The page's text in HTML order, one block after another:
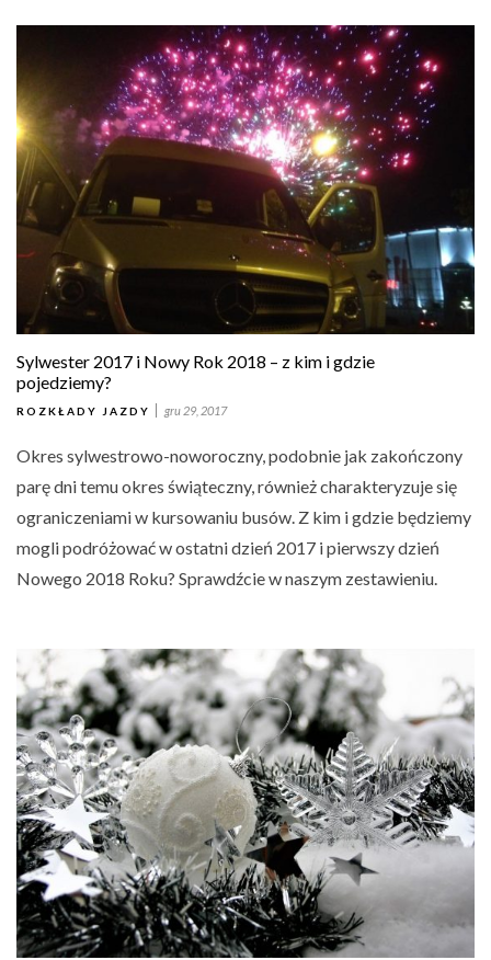
Sylwester 2017 i Nowy Rok 2018 – z kim i gdzie
pojedziemy?
ROZKŁADY JAZDY gru 29, 2017
Okres sylwestrowo-noworoczny, podobnie jak zakończony
parę dni temu okres świąteczny, również charakteryzuje się
ograniczeniami w kursowaniu busów. Z kim i gdzie będziemy
mogli podróżować w ostatni dzień 2017 i pierwszy dzień
Nowego 2018 Roku? Sprawdźcie w naszym zestawieniu.